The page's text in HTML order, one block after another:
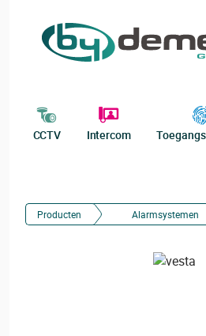
CCTV Intercom
Producten Alarmsystemen